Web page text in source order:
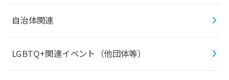
自治体関連
LGBTQ+関連イベント（他団体等）